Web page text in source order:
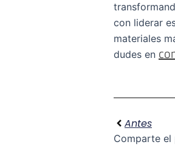
con liderar
materiales
dudes en
Antes
Comparte el